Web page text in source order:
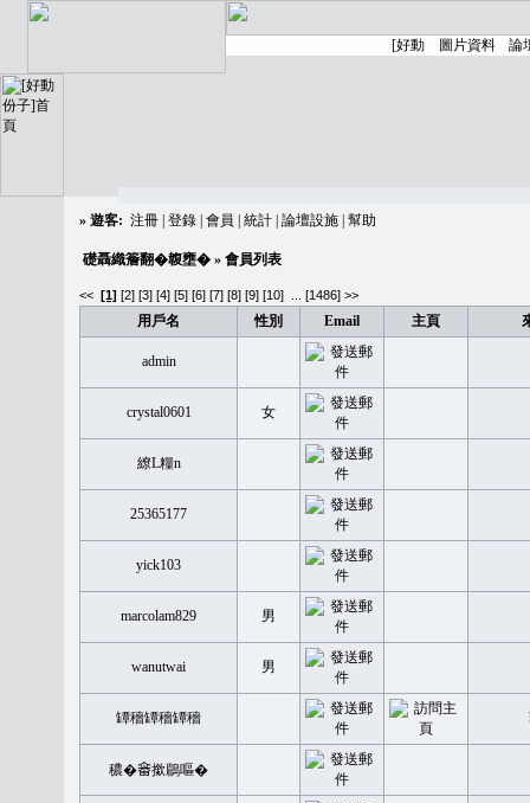
» 遊客: 注冊 登錄 會員 統計 論壇設施 幫助
礎聶織簷翻�䪖壅� » 會員列表
<< [1] [2] [3] [4] [5] [6] [7] [8] [9] [10] [1486] >>
用戶名 性別 Email 主頁
admin
crystal0601 女
繚L糧n
25365177
yick103
marcolam829 男
wanutwai 男
罈穡罈穡罈穡
穠�𤲞撳鶥嘔�